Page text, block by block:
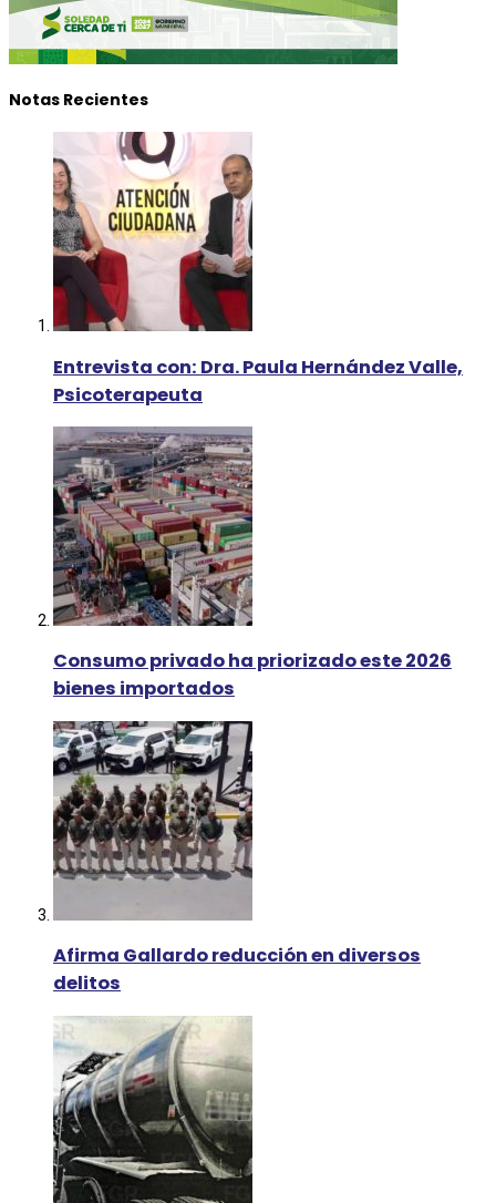
Notas Recientes
Entrevista con: Dra. Paula Hernández Valle,
Psicoterapeuta
Consumo privado ha priorizado este 2026
bienes importados
Afirma Gallardo reducción en diversos
delitos